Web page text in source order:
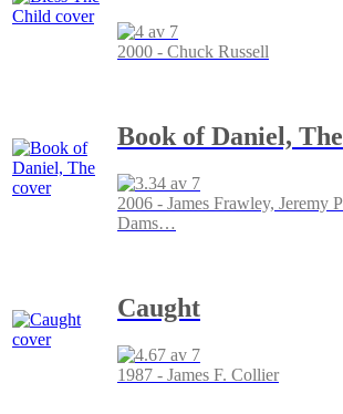
2000 - Chuck Russell
Book of Daniel, The
2006 - James Frawley, Jeremy
Dams…
Caught
1987 - James F. Collier